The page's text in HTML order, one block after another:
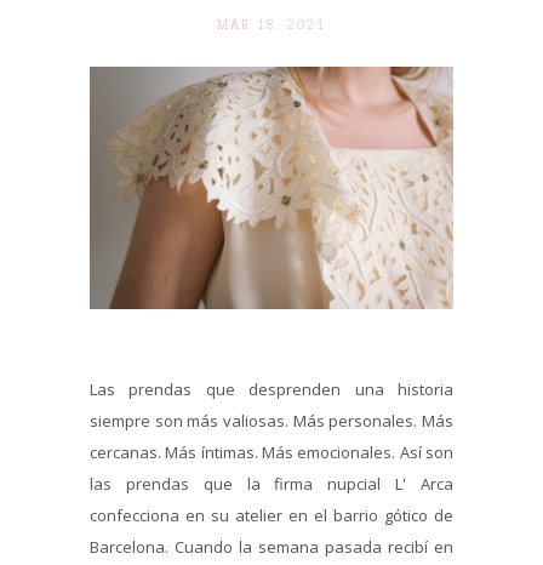
MAR 18. 2021
Las prendas que desprenden una historia
siempre son más valiosas. Más personales. Más
cercanas. Más íntimas. Más emocionales. Así son
las prendas que la firma nupcial L' Arca
confecciona en su atelier en el barrio gótico de
Barcelona. Cuando la semana pasada recibí en